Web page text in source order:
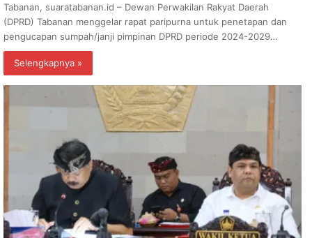
Tabanan, suaratabanan.id – Dewan Perwakilan Rakyat Daerah
(DPRD) Tabanan menggelar rapat paripurna untuk penetapan dan
pengucapan sumpah/janji pimpinan DPRD periode 2024-2029…
Selengkapnya »